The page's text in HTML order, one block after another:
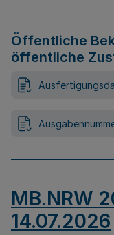
Öffentliche
öffentliche
MB.NRW
14.07.2026